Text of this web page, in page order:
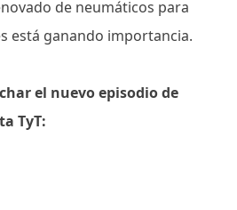
de neumáticos para
está ganando importancia.
el nuevo episodio de
TyT: